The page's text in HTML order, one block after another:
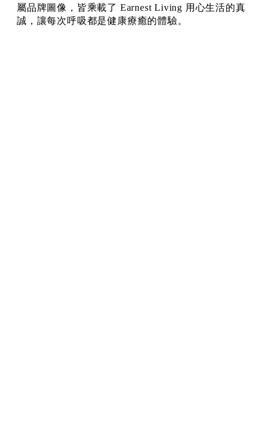
屬品牌圖像，皆乘載了 Earnest Living 用心生活的真
誠，讓每次呼吸都是健康療癒的體驗。